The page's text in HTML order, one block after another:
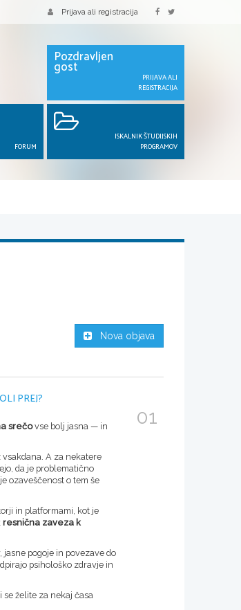
Prijava ali registracija
Pozdravljen
gost
PRIJAVA ALI
REGISTRACIJA
FORUM
ISKALNIK ŠTUDIJSKIH
PROGRAMOV
Nova objava
PREJ?
srečovse bolj jasna — in
A za nekatere
da je problematično
ozaveščenost o tem še
in platformami, kot je
resnična zaveza k
pogoje in povezave do
psihološko zdravje in
se želite za nekaj časa
01